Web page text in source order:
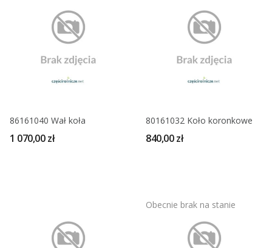
86161040 Wał koła
1 070,00 zł
80161032 Koło koronkowe
840,00 zł
Obecnie brak na stanie